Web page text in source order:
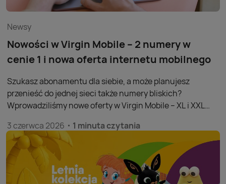
Newsy
Nowości w Virgin Mobile – 2 numery w
cenie 1 i nowa oferta internetu mobilnego
Szukasz abonamentu dla siebie, a może planujesz
przenieść do jednej sieci także numery bliskich?
Wprowadziliśmy nowe oferty w Virgin Mobile – XL i XXL
dwa numery zapłacisz tyle samo co za jeden, a każdy
kolejny numer możesz dodać w promocyjnej cenie.
Jednocześnie uruchomiliśmy nową ofertę internetu
mobilnego z dużym pakietem danych i rosnącym limitem
GB. To rozwiązania stworzone z myślą o wszystkich,
3 czerwca 2026 1 minuta czytania